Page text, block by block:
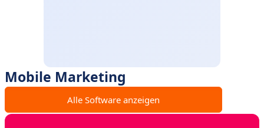
Mobile Marketing
Alle Software anzeigen